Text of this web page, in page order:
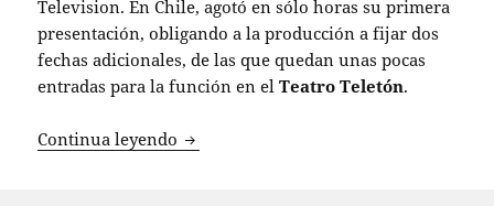
Television. En Chile, agotó en sólo horas su primera
presentación, obligando a la producción a fijar dos
fechas adicionales, de las que quedan unas pocas
entradas para la función en elTeatro Teletón.
Continua leyendo Led Varela presentará su exitoso